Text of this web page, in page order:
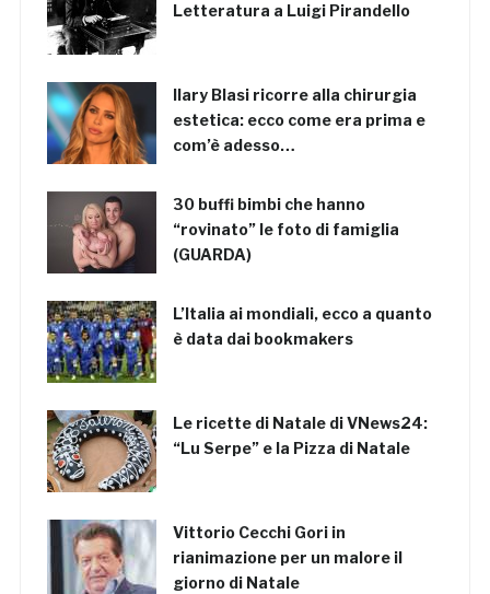
Letteratura a Luigi Pirandello
Ilary Blasi ricorre alla chirurgia
estetica: ecco come era prima e
com’è adesso…
30 buffi bimbi che hanno
“rovinato” le foto di famiglia
(GUARDA)
L’Italia ai mondiali, ecco a quanto
è data dai bookmakers
Le ricette di Natale di VNews24:
“Lu Serpe” e la Pizza di Natale
Vittorio Cecchi Gori in
rianimazione per un malore il
giorno di Natale